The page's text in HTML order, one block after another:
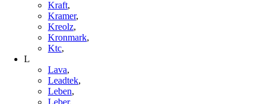
Kraft,
Kramer,
Kreolz,
Kronmark,
Ktc,
L
Lava,
Leadtek,
Leben,
Leber,